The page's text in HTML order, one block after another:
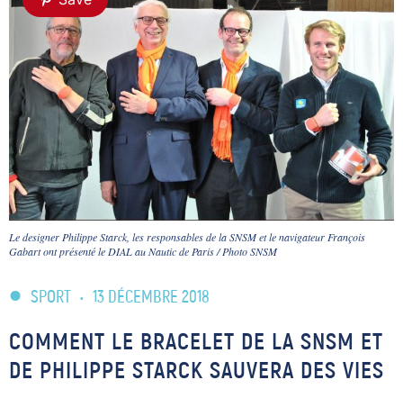
Le designer Philippe Starck, les responsables de la SNSM et le navigateur François
Gabart ont présenté le DIAL au Nautic de Paris / Photo SNSM
SPORT • 13 DÉCEMBRE 2018
COMMENT LE BRACELET DE LA SNSM ET
DE PHILIPPE STARCK SAUVERA DES VIES